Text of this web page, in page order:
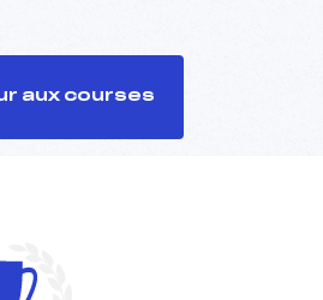
aux courses